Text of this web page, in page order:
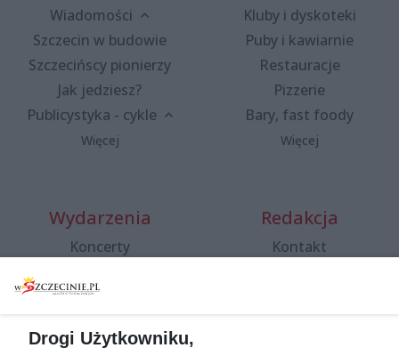
Wiadomości
Szczecin w budowie
Szczecińscy pionierzy
Jak jedziesz?
Publicystyka - cykle
Więcej
Kluby i dyskoteki
Puby i kawiarnie
Restauracje
Pizzerie
Bary, fast foody
Więcej
Wydarzenia
Koncerty
Spacery i oprowadzania
targi
Redakcja
Kontakt
Drogi Użytkowniku,